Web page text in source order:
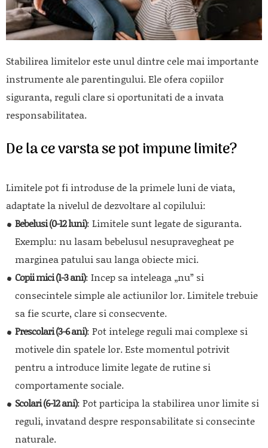
Stabilirea limitelor este unul dintre cele mai importante
instrumente ale parentingului. Ele ofera copiilor
siguranta, reguli clare si oportunitati de a invata
responsabilitatea.
De la ce varsta se pot impune limite?
Limitele pot fi introduse de la primele luni de viata,
adaptate la nivelul de dezvoltare al copilului:
Bebelusi (0-12 luni): Limitele sunt legate de siguranta.
Exemplu: nu lasam bebelusul nesupravegheat pe
marginea patului sau langa obiecte mici.
Copii mici (1-3 ani): Incep sa inteleaga „nu” si
consecintele simple ale actiunilor lor. Limitele trebuie
sa fie scurte, clare si consecvente.
Prescolari (3-6 ani): Pot intelege reguli mai complexe si
motivele din spatele lor. Este momentul potrivit
pentru a introduce limite legate de rutine si
comportamente sociale.
Scolari (6-12 ani): Pot participa la stabilirea unor limite si
reguli, invatand despre responsabilitate si consecinte
naturale.